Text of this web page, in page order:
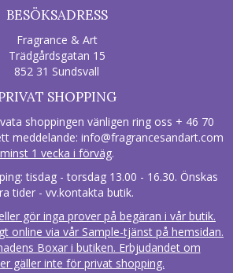
BESÖKSADRESS
Fragrance & Art
Trädgårdsgatan 15
852 31 Sundsvall
SHOPPING
shoppingen vänligen ring oss + 46 70
meddelande: info@fragrancesandart.com
minst 1 vecka i förväg.
tisdag - torsdag 13.00 - 16.30. Önskas
tider - vv.kontakta butik.
gör inga prover på begäran i vår butik.
online via vår Sample-tjänst på hemsidan.
Boxar i butiken. Erbjudandet om
gäller inte för privat shopping.